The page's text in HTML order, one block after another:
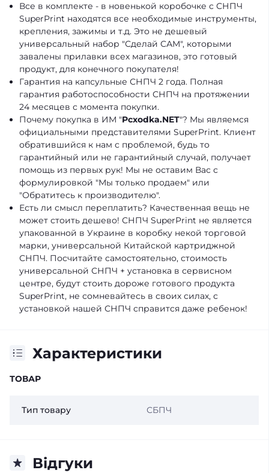
Все в комплекте - в новенькой коробочке с СНПЧ
SuperPrint находятся все необходимые инструменты,
крепления, зажимы и т.д. Это не дешевый
универсальный набор "Сделай САМ", которыми
завалены прилавки всех магазинов, это готовый
продукт, для конечного покупателя!
Гарантия на капсульные СНПЧ 2 года. Полная
гарантия работоспособности СНПЧ на протяжении
24 месяцев с момента покупки.
Почему покупка в ИМ "Pcxodka.NET"? Мы являемся
официальными представителями SuperPrint. Клиент
обратившийся к нам с проблемой, будь то
гарантийный или не гарантийный случай, получает
помощь из первых рук! Мы не оставим Вас с
формулировкой "Мы только продаем" или
"Обратитесь к производителю".
Есть ли смысл переплатить? Качественная вещь не
может стоить дешево! СНПЧ SuperPrint не является
упакованной в Украине в коробку некой торговой
марки, универсальной Китайской картриджной
СНПЧ. Посчитайте самостоятельно, стоимость
универсальной СНПЧ + установка в сервисном
центре, будут стоить дороже готового продукта
SuperPrint, не сомневайтесь в своих силах, с
установкой нашей СНПЧ справится даже ребенок!
Характеристики
ТОВАР
Тип товару СБПЧ
Відгуки